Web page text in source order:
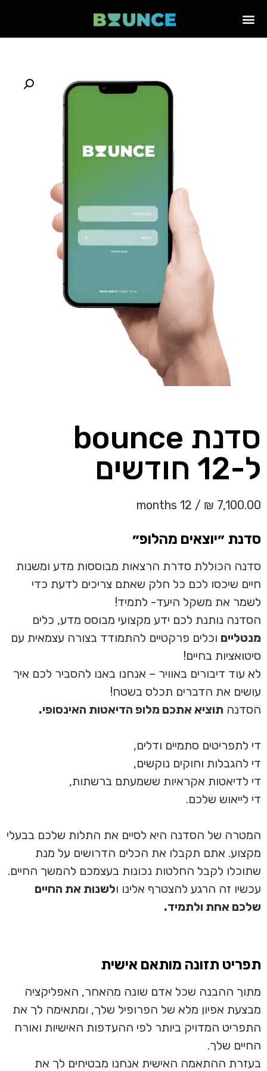
סדנת bounce
ל-12 חודשים
₪ 7,100.00
/ 12 months
סדנת ״יוצאים מהלופ״
סדנה הכוללת סדרת הרצאות מבוססות מדע ומשנות
חיים שיכסו לכם כל חלק שאתם צריכים לדעת כדי
לשמר את משקל היעד- לתמיד!
הסדנה נותנת לכם ידע מקצועי מבוסס מדע, כלים
מנטליים וכלים פרקטיים להתמודד בצורה עצמאית עם
סיטואציות בחיים!
לא עוד דיבורים באוויר – אנחנו באנו להסביר לכם איך
עושים את הדברים תכלס בשטח!
הסדנה תוציא אתכם מלופ הדיאטות האינסופי.
די לתפריטים סתמיים ודלים,
די להגבלות וחוקים נוקשים,
די לדיאטות אקראיות ששמעתם ברשתות,
די לייאוש שלכם.
המטרה של הסדנה היא לסיים את התלות שלכם בבעלי
מקצוע. אתם תקבלו את הכלים הדרושים על מנת
שתוכלו לקבל החלטות נכונות בעצמכם להמשך החיים.
עכשיו זה הרגע להצטרף אלינו ולשנות את החיים
שלכם אחת ולתמיד.
תפריט תזונה מותאם אישית
מתוך ההבנה שכל אדם שונה מהאחר, האפליקציה
מבצעת אפיון מלא של הפרופיל שלך, ומתאימה לך את
התפריט המדויק ביותר לפי ההעדפות האישיות ואורח
החיים שלך.
בעזרת ההתאמה האישית אנחנו מבטיחים לך את